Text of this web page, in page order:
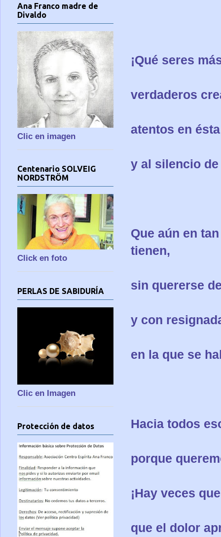
¡Qué seres
verdaderos
atentos en
y al silencio
Que aún en
tienen,
sin quererse
y con
en la que se
Hacia todos
porque
¡Hay veces
que el dolor
Ana Franco madre de
Divaldo
Clic en imagen
Centenario SOLVEIG
NORDSTRÖM
Click en foto
PERLAS DE SABIDURÍA
Clic en Imagen
Protección de datos